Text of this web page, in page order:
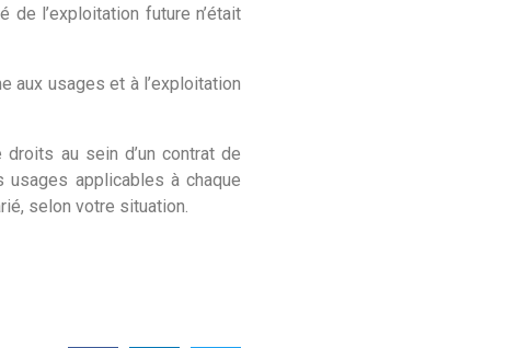
l’exploitation future n’était
aux usages et à l’exploitation
au sein d’un contrat de
usages applicables à chaque
selon votre situation.